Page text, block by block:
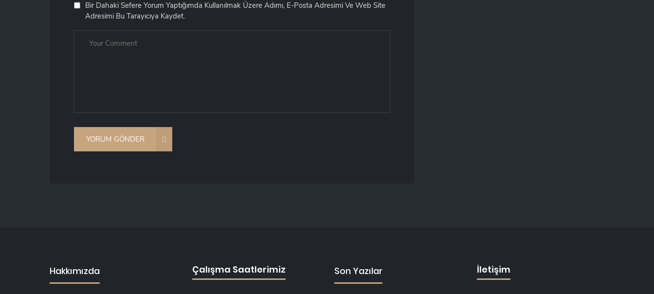
Bir Dahaki Sefere Yorum Yaptığımda Kullanılmak Üzere Adımı, E-Posta Adresimi Ve Web Site
Adresimi Bu Tarayıcıya Kaydet.
Hakkımızda Çalışma Saatlerimiz Son Yazılar İletişim